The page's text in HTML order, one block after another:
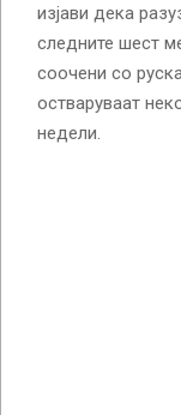
изјави дека
следните шест
соочени со
остваруваат
недели.